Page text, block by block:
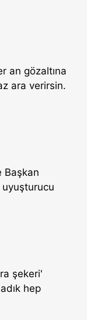
an gözaltına
ara verirsin.
Başkan
uyuşturucu
şekeri'
hep